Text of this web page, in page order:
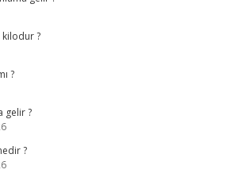
?
?
gelir ?
?